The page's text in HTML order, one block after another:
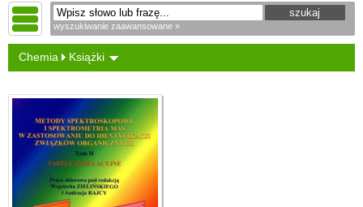
wyszukiwanie zaawansowane »
Chemia Książki